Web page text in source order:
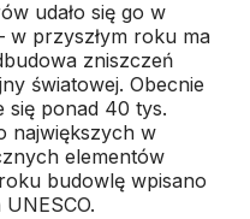
udało się go w
w przyszłym roku ma
zniszczeń
światowej. Obecnie
się ponad 40 tys.
największych w
elementów
budowlę wpisano